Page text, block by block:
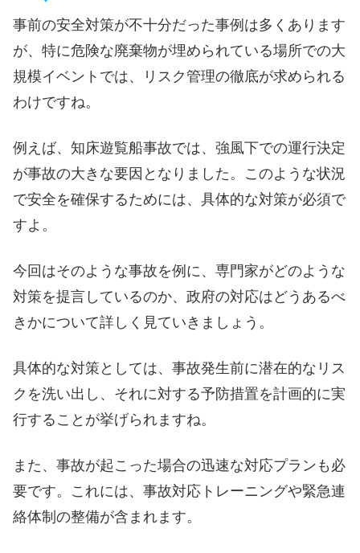
事前の安全対策が不十分だった事例は多くあります
が、特に危険な廃棄物が埋められている場所での大
規模イベントでは、リスク管理の徹底が求められる
わけですね。
例えば、知床遊覧船事故では、強風下での運行決定
が事故の大きな要因となりました。このような状況
で安全を確保するためには、具体的な対策が必須で
すよ。
今回はそのような事故を例に、専門家がどのような
対策を提言しているのか、政府の対応はどうあるべ
きかについて詳しく見ていきましょう。
具体的な対策としては、事故発生前に潜在的なリス
クを洗い出し、それに対する予防措置を計画的に実
行することが挙げられますね。
また、事故が起こった場合の迅速な対応プランも必
要です。これには、事故対応トレーニングや緊急連
絡体制の整備が含まれます。